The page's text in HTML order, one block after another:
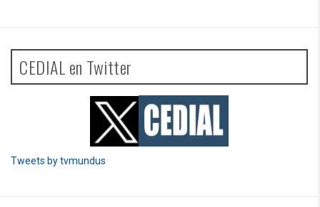
CEDIAL en Twitter
Tweets by tvmundus